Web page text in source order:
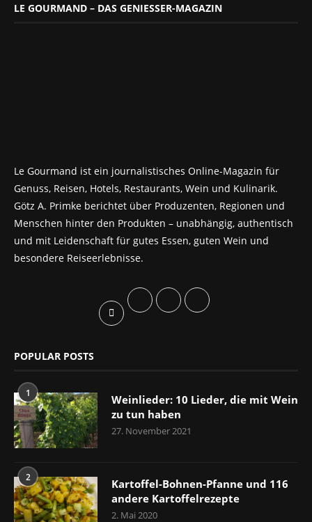
LE GOURMAND – DAS GENIESSER-MAGAZIN
Le Gourmand ist ein journalistisches Online-Magazin für
Genuss, Reisen, Hotels, Restaurants, Wein und Kulinarik.
Götz A. Primke berichtet über Produzenten, Regionen und
Menschen hinter den Produkten – unabhängig, authentisch
und mit Leidenschaft für gutes Essen, guten Wein und
besondere Reiseerlebnisse.
POPULAR POSTS
1
Weinlieder: 10 Lieder, die mit Wein
zu tun haben
27. November 2021
2
Kartoffel-Bohnen-Pfanne und 116
andere Kartoffelrezepte
2. Mai 2020